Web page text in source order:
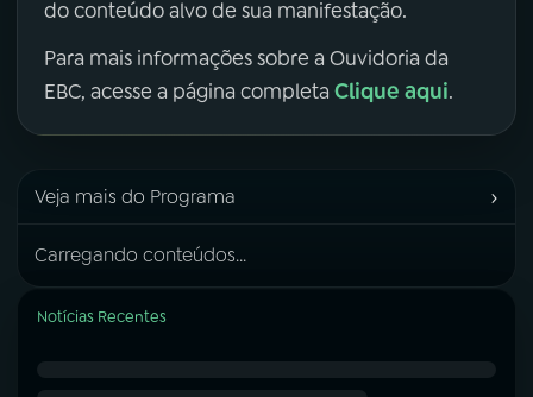
do conteúdo alvo de sua manifestação.
Para mais informações sobre a Ouvidoria da
EBC, acesse a página completa Clique aqui.
Veja mais do Programa ›
Carregando conteúdos...
Notícias Recentes